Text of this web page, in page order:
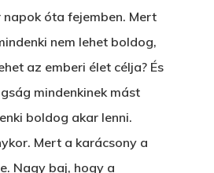
óta fejemben. Mert
nem lehet boldog,
az emberi élet célja? És
mindenkinek mást
boldog akar lenni.
Mert a karácsony a
Nagy baj, hogy a